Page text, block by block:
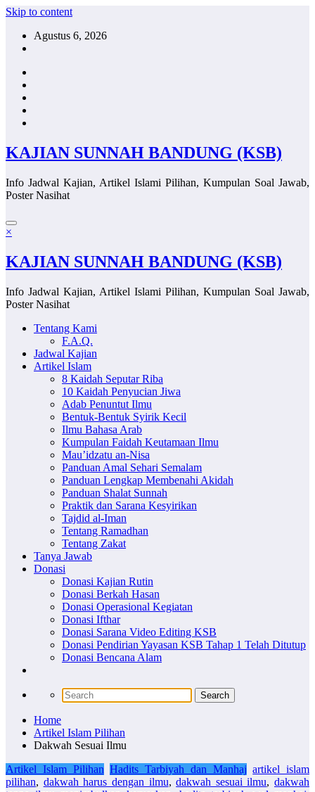
Skip to content
Agustus 6, 2026
KAJIAN SUNNAH BANDUNG (KSB)
Info Jadwal Kajian, Artikel Islami Pilihan, Kumpulan Soal Jawab,
Poster Nasihat
×
KAJIAN SUNNAH BANDUNG (KSB)
Info Jadwal Kajian, Artikel Islami Pilihan, Kumpulan Soal Jawab,
Poster Nasihat
Tentang Kami
F.A.Q.
Jadwal Kajian
Artikel Islam
8 Kaidah Seputar Riba
10 Kaidah Penyucian Jiwa
Adab Penuntut Ilmu
Bentuk-Bentuk Syirik Kecil
Ilmu Bahasa Arab
Kumpulan Faidah Keutamaan Ilmu
Mau’idzatu an-Nisa
Panduan Amal Sehari Semalam
Panduan Lengkap Membenahi Akidah
Panduan Shalat Sunnah
Praktik dan Sarana Kesyirikan
Tajdid al-Iman
Tentang Ramadhan
Tentang Zakat
Tanya Jawab
Donasi
Donasi Kajian Rutin
Donasi Berkah Hasan
Donasi Operasional Kegiatan
Donasi Ifthar
Donasi Sarana Video Editing KSB
Donasi Pendirian Yayasan KSB Tahap 1 Telah Ditutup
Donasi Bencana Alam
Home
Artikel Islam Pilihan
Dakwah Sesuai Ilmu
Artikel Islam Pilihan Hadits Tarbiyah dan Manhaj artikel islam
pilihan, dakwah harus dengan ilmu,dakwah sesuai ilmu, dakwah